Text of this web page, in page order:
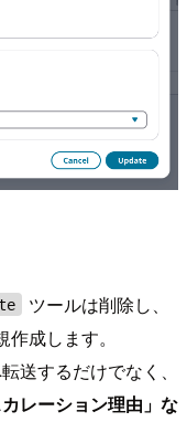
ツールは削除し、
作成します。
送するだけでなく、
レーション理由」な